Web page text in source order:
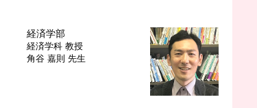
経済学部
経済学科 教授
角谷 嘉則 先生